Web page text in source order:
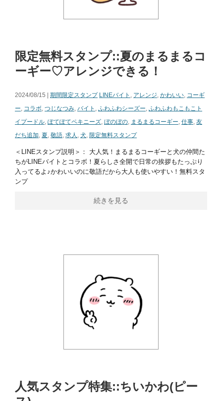
限定無料スタンプ::夏のまるまるコ
ーギー♡アレンジできる！
2024/08/15 | 期間限定スタンプ LINEバイト , アレンジ, かわいい, コーギ
ー, コラボ, つじなつみ, バイト , ふわふわシーズー, ふわふわもこもこト
イプードル, ぽてぽてペキニーズ, ぼのぼの, まるまるコーギー, 仕事, 友
だち追加, 夏, 敬語, 求人 , 犬, 限定無料スタンプ
＜LINEスタンプ説明＞： 大人気！まるまるコーギーと犬の仲間た
ちがLINEバイトとコラボ！夏らしさ全開で日常の挨拶もたっぷり
入ってるよ♪かわいいのに敬語だから大人も使いやすい！無料スタ
ンプ
続きを見る
人気スタンプ特集::ちいかわ(ピー